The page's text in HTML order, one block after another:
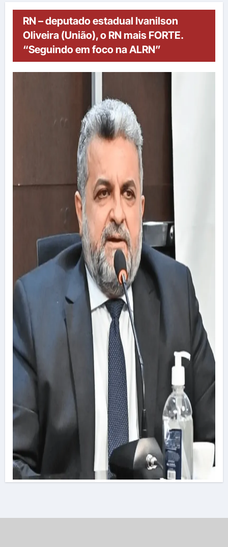
RN – deputado estadual Ivanilson
Oliveira (União), o RN mais FORTE.
“Seguindo em foco na ALRN”